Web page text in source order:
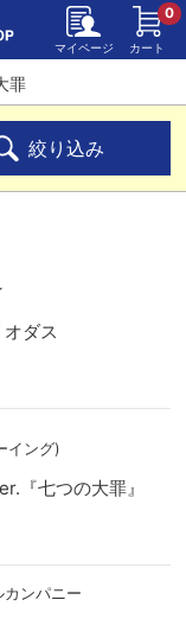
マイページ カート
0
罪
絞り込み
ダス
イング)
『七つの大罪』
カンパニー